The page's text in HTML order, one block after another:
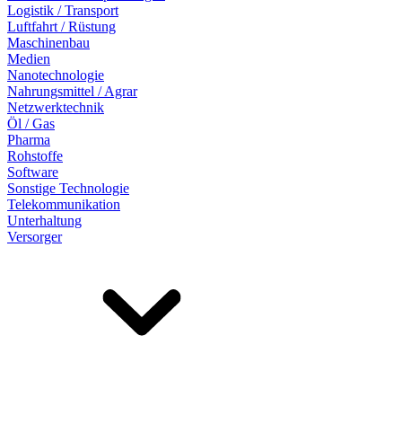
Logistik / Transport
Luftfahrt / Rüstung
Maschinenbau
Medien
Nanotechnologie
Nahrungsmittel / Agrar
Netzwerktechnik
Öl / Gas
Pharma
Rohstoffe
Software
Sonstige Technologie
Telekommunikation
Unterhaltung
Versorger